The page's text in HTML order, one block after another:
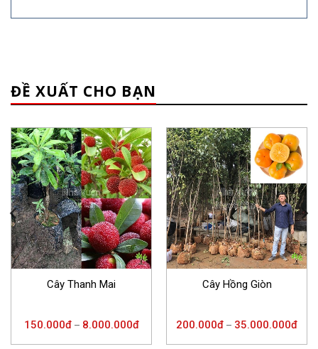
ĐỀ XUẤT CHO BẠN
Cây Thanh Mai
150.000đ– 8.000.000đ
Cây Hồng Giòn
200.000đ – 35.000.000đ